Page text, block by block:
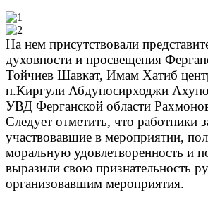
На нем присутствовали
духовности и просвещения
Тойчиев Шавкат, Имам Хатиб
п.Киргули Абдуносирходжи
УВД Ферганской области
Следует отметить, что работники
участвовавшие в мероприятии,
моральную удовлетворенность и
выразили свою признательность
организовавшим мероприятия.